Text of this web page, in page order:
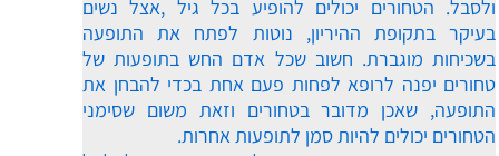
ולסבל. הטחורים יכולים להופיע בכל גיל ,אצל נשים
בעיקר בתקופת ההיריון, נוטות לפתח את התופעה
בשכיחות מוגברת. חשוב שכל אדם החש בתופעות של
טחורים יפנה לרופא לפחות פעם אחת בכדי להבחן את
התופעה, שאכן מדובר בטחורים וזאת משום שסימני
הטחורים יכולים להיות סמן לתופעות אחרות.